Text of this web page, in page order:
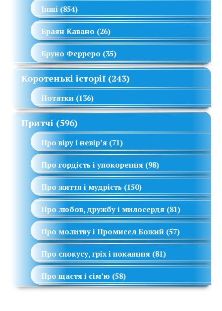
Інші (854)
Браян Кавано (26)
Бруно Ферреро (35)
Коротенькі історії (243)
Нотатки (136)
Притчі (596)
Про віру і невір’я (71)
Про гордість і упокорення (98)
Про життя і мудрість (150)
Про любов, дружбу і милосердя (81)
Про молитву і Промисел Божий (57)
Про спокусу, гріх і покаяння (81)
Про щастя і сім’ю (58)